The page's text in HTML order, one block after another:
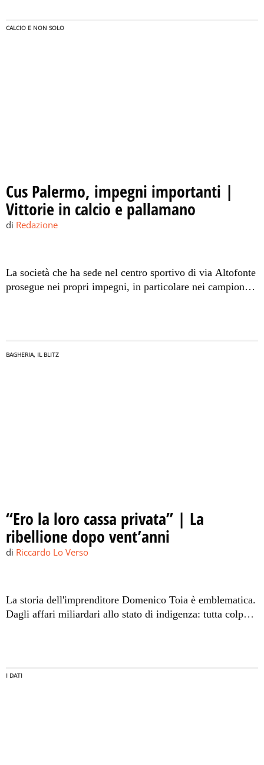
CALCIO E NON SOLO
Cus Palermo, impegni importanti |
Vittorie in calcio e pallamano
di Redazione
La società che ha sede nel centro sportivo di via Altofonte
prosegue nei propri impegni, in particolare nei campionati
BAGHERIA, IL BLITZ
“Ero la loro cassa privata” | La
ribellione dopo vent’anni
di Riccardo Lo Verso
La storia dell'imprenditore Domenico Toia è emblematica.
Dagli affari miliardari allo stato di indigenza: tutta colpa
I DATI